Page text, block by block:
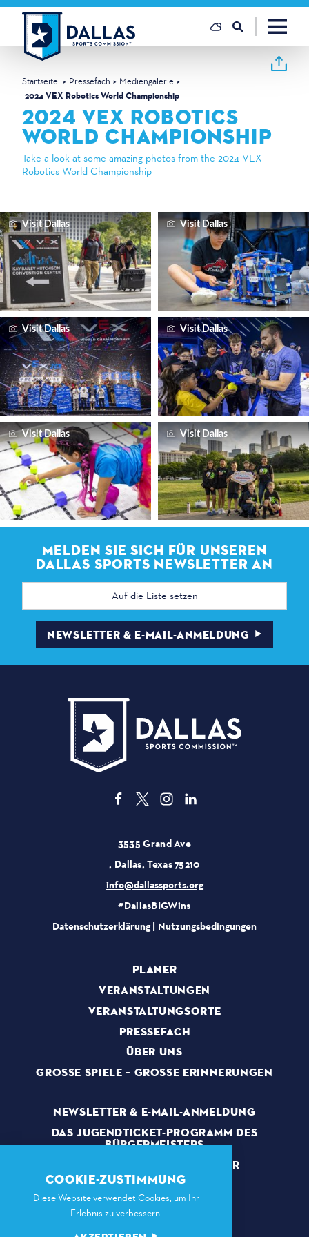
Zum Inhalt springen
Startseite Pressefach
Mediengalerie
2024 VEX Robotics World Championship
2024 VEX ROBOTICS
WORLD CHAMPIONSHIP
Take a look at some amazing photos from the 2024 VEX
Robotics World Championship
Visit Dallas Visit Dallas
Visit Dallas Visit Dallas
Visit Dallas Visit Dallas
MELDEN SIE SICH FÜR UNSEREN
DALLAS SPORTS NEWSLETTER AN
E-
Adresse
NEWSLETTER & E-MAIL-ANMELDUNG
3535 Grand Ave
, Dallas, Texas 75210
info@dallassports.org
#DallasBIGWins
Datenschutzerklärung | Nutzungsbedingungen
PLANER
VERANSTALTUNGEN
VERANSTALTUNGSORTE
PRESSEFACH
ÜBER UNS
GROSSE SPIELE – GROSSE ERINNERUNGEN
NEWSLETTER & E-MAIL-ANMELDUNG
DAS JUGENDTICKET-PROGRAMM DES
BÜRGERMEISTERS
EHRENAMTLICHE MITARBEITER
COOKIE-ZUSTIMMUNG
Diese Website verwendet Cookies, um Ihr
Erlebnis zu verbessern.